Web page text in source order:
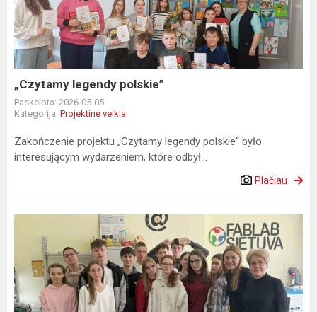
„Czytamy legendy polskie”
Paskelbta: 2026-05-05
Kategorija: Projektinė veikla
Zakończenie projektu „Czytamy legendy polskie” było
interesującym wydarzeniem, które odbył...
Plačiau
FabLab
dirbtuvės